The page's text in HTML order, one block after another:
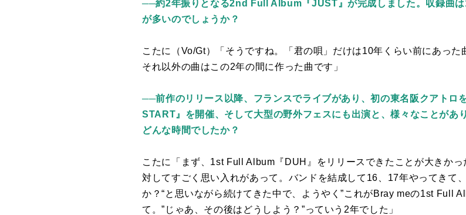
──約2年振りとなる2nd Full Album『JUST』が完成しました。収録曲
が多いのでしょうか？
こたに（Vo/Gt）「そうですね。「君の唄」だけは10年くらい前にあった
それ以外の曲はこの2年の間に作った曲です」
──前作のリリース以降、フランスでライブがあり、初の東名阪クアトロ
START』を開催、そして大型の野外フェスにも出演と、様々なことがあ
どんな時間でしたか？
こたに「まず、 1st Full Album 『 DUH 』をリリースできたことが大きか
対してすごく思い入れがあって。バンドを結成して 16 17年やってきて
か？“と思いながら続けてきた中で、ようやく”これがBray meの1st Full
て。”じゃあ、その後はどうしよう？”っていう 2年でした」